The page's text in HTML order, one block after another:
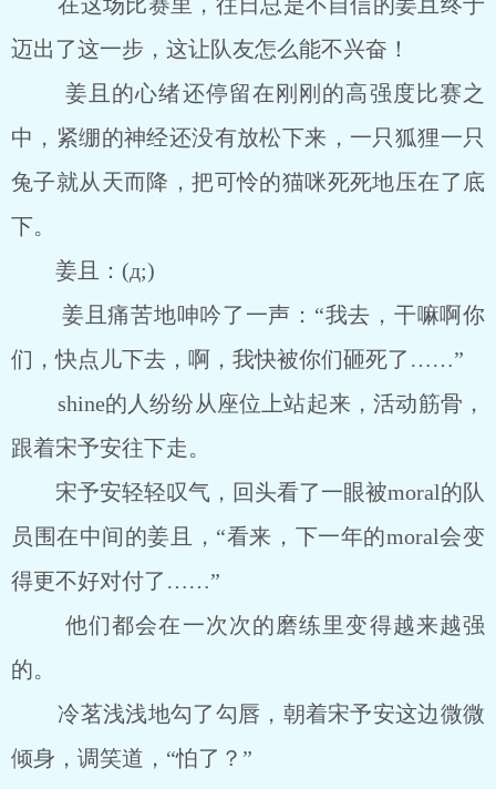
迈出了这一步，这让队友怎么能不兴奋！
姜且的心绪还停留在刚刚的高强度比赛之
中，紧绷的神经还没有放松下来，一只狐狸一只
兔子就从天而降，把可怜的猫咪死死地压在了底
下。
姜且：(д;)
姜且痛苦地呻吟了一声：“我去，干嘛啊你
们，快点儿下去，啊，我快被你们砸死了……”
shine的人纷纷从座位上站起来，活动筋骨，
跟着宋予安往下走。
宋予安轻轻叹气，回头看了一眼被moral的队
员围在中间的姜且，“看来，下一年的moral会变
得更不好对付了……”
他们都会在一次次的磨练里变得越来越强
的。
冷茗浅浅地勾了勾唇，朝着宋予安这边微微
倾身，调笑道，“怕了？”